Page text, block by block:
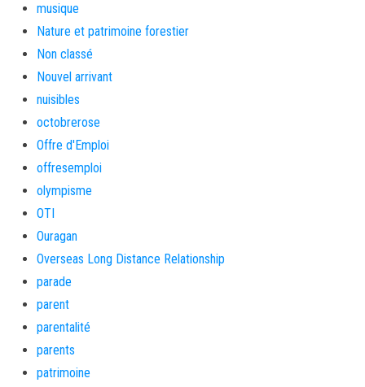
musique
Nature et patrimoine forestier
Non classé
Nouvel arrivant
nuisibles
octobrerose
Offre d'Emploi
offresemploi
olympisme
OTI
Ouragan
Overseas Long Distance Relationship
parade
parent
parentalité
parents
patrimoine